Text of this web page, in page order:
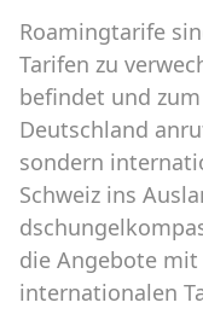
Roamingtarife
Tarifen zu
befindet und
Deutschland
sondern
Schweiz ins
die Angebote
internationalen